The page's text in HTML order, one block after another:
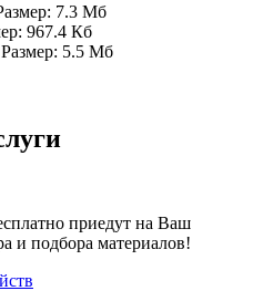
7.3 Мб
967.4 Кб
Размер: 5.5 Мб
приедут на Ваш
и подбора материалов!